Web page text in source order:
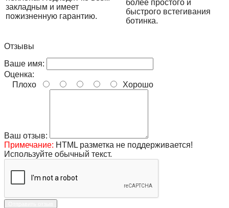
закладным и имеет
пожизненную гарантию.
более простого и
быстрого встегивания
ботинка.
Отзывы
Ваше имя:
Оценка:
Плохо
Хорошо
Ваш отзыв:
Примечание: HTML разметка не поддерживается!
Используйте обычный текст.